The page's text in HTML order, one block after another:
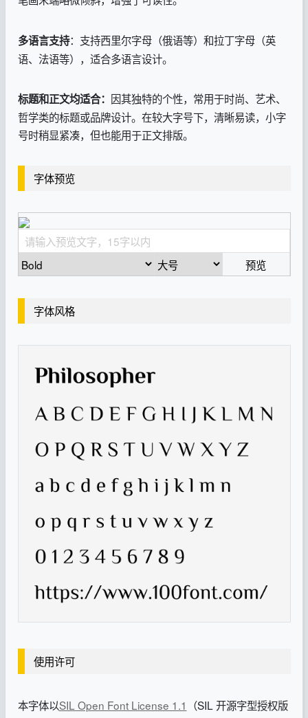
多语言支持：支持西里尔字母（俄语等）和拉丁字母（英
语、法语等），适合多语言设计。
标题和正文均适合： 因其独特的个性，常用于时尚、艺术、
哲学类的标题或品牌设计。在较大字号下，清晰易读，小字
号时稍显紧凑，但也能用于正文排版。
字体预览
预览
字体风格
使用许可
本字体以SIL Open Font License 1.1 （SIL 开源字型授权版